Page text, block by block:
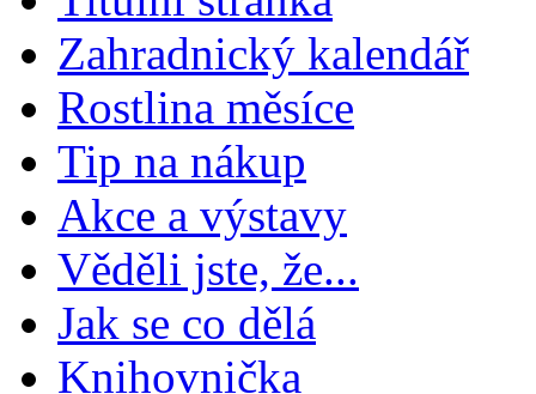
Zahradnický kalendář
Rostlina měsíce
Tip na nákup
Akce a výstavy
Věděli jste, že...
Jak se co dělá
Knihovnička